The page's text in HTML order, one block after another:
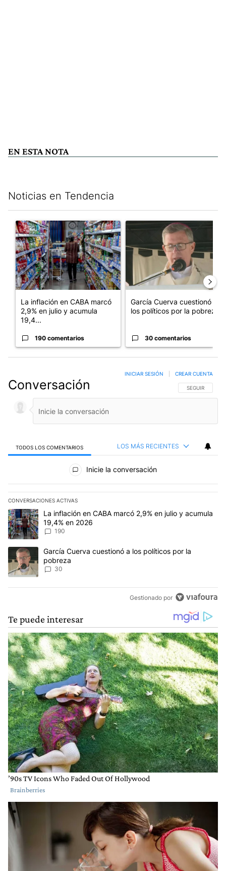
EN ESTA NOTA
Noticias en Tendencia
Un artículo de tendencia con el título "La inflación en CABA
La inflación en CABA marcó
2,9% en julio y acumula
19,4...
190 comentarios
Un artículo de tendencia con
García Cuerva cuestionó a
los políticos por la pobreza
30 comentarios
Conversación SIGA ESTA
SEGUIR
INICIAR SESIÓN CREAR CUENTA
TODOS LOS COMENTARIOS LOS MÁS RECIENTES
Todos los comentarios
Inicie la conversación
CONVERSACIONES ACTIVAS
Este listado muestra los artículos con más comentarios en los
Un artículo de tendencia con el título "La inflación en CABA
La inflación en CABA marcó 2,9% en julio y acumula
19,4% en 2026
190
Un artículo de tendencia con el título "García Cuerva cuestionó
García Cuerva cuestionó a los políticos por la
pobreza
30
Gestionado por